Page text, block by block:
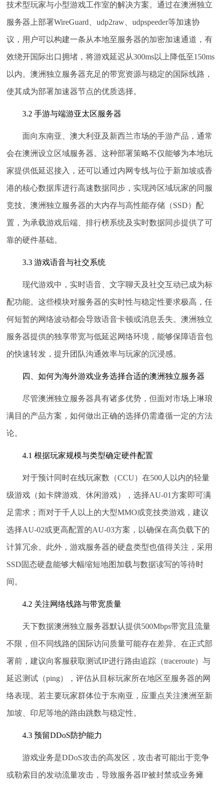
技术型玩家与小型游戏工作室的解决方案。通过在澳洲独立
服务器上部署WireGuard、udp2raw、udpspeeder等加速协
议，用户可以构建一条从本地至服务器的加密加速通道，有
效绕开国际出口拥堵，将游戏延迟从300ms以上降低至150ms
以内。澳洲独立服务器充足的带宽资源与稳定的国际线路，
使其成为部署加速器节点的优质选择。
3.2 手游与端游亚太区服务器
面向东南亚、澳大利亚及新西兰市场的手游产品，通常
会在澳洲设立区域服务器。这种部署策略不仅能够为本地玩
家提供低延迟接入，还可以通过内网专线与位于新加坡或香
港的核心数据库进行高速数据同步，实现跨区域玩家的同服
竞技。澳洲独立服务器的大内存与高性能存储（SSD）配
置，为承载游戏后端、排行榜系统及实时数据同步提供了可
靠的硬件基础。
3.3 游戏语音与社交系统
现代游戏中，实时语音、文字聊天及社交互动已成为标
配功能。这些模块对服务器的实时性与稳定性要求极高，任
何短暂的网络波动都会导致语音卡顿或消息丢失。澳洲独立
服务器提供的独享带宽与低延迟网络环境，能够保障语音包
的快速转发，提升团队沟通效率与玩家的沉浸感。
四、如何为海外游戏业务选择合适的澳洲独立服务器
尽管澳洲独立服务器具有诸多优势，但面对市场上琳琅
满目的产品方案，如何做出正确的选择仍需遵循一定的方法
论。
4.1 根据玩家规模与类型确定硬件配置
对于预计同时在线玩家数（CCU）在500人以内的轻量
级游戏（如卡牌游戏、休闲游戏），选择AU-01方案即可满
足需求；而对于千人以上的大型MMO或竞技类游戏，建议
选择AU-02或更高配置的AU-03方案，以确保在高负载下的
计算冗余。此外，游戏服务器的硬盘类型也值得关注，采用
SSD固态硬盘能够大幅缩短地图加载与数据读写的等待时
间。
4.2 关注网络线路与带宽质量
天下数据澳洲独立服务器默认提供500Mbps带宽且流量
不限，但不同线路的国际访问质量可能存在差异。在正式部
署前，建议向客服获取测试IP进行路由追踪（traceroute）与
延迟测试（ping），评估从目标玩家所在地区至服务器的网
络表现。若主要玩家群体位于东南亚，应重点关注澳洲至新
加坡、印尼等地的路由跳数与稳定性。
4.3 预留DDoS防护能力
游戏业务是DDoS攻击的高发区，攻击者可能出于竞争
或勒索目的发动流量攻击，导致服务器IP被封禁或业务瘫